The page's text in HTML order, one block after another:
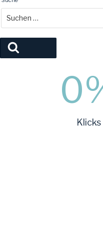
Suche
nach:
0
Klicks